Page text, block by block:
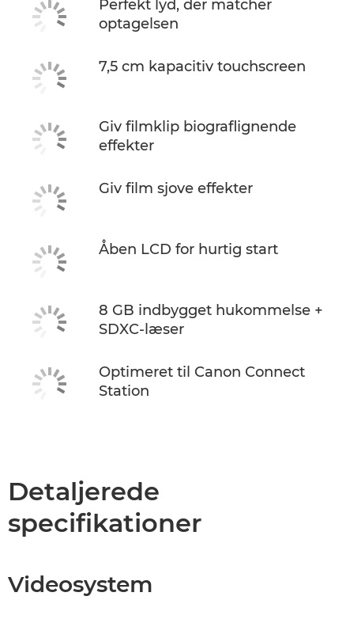
Perfekt lyd, der matcher
optagelsen
7,5 cm kapacitiv touchscreen
Giv filmklip biograflignende
effekter
Giv film sjove effekter
Åben LCD for hurtig start
8 GB indbygget hukommelse +
SDXC-læser
Optimeret til Canon Connect
Station
Detaljerede
specifikationer
Videosystem